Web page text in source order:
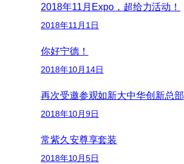
2018年11月Expo，超给力活动！
2018年11月1日
你好宁德！
2018年10月14日
再次受邀参观如新大中华创新总部
2018年10月9日
常紫久安尊享套装
2018年10月5日